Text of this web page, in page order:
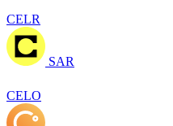
CELR
SAR
CELO